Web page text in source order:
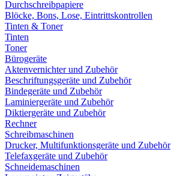
Durchschreibpapiere
Blöcke, Bons, Lose, Eintrittskontrollen
Tinten & Toner
Tinten
Toner
Bürogeräte
Aktenvernichter und Zubehör
Beschriftungsgeräte und Zubehör
Bindegeräte und Zubehör
Laminiergeräte und Zubehör
Diktiergeräte und Zubehör
Rechner
Schreibmaschinen
Drucker, Multifunktionsgeräte und Zubehör
Telefaxgeräte und Zubehör
Schneidemaschinen